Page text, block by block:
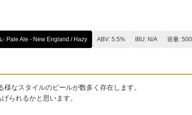
: Pale Ale - New England / Hazy ABV: 5.5% IBU: N/A 容量:
なスタイルのビールが数多く存在します。
られるかと思います。